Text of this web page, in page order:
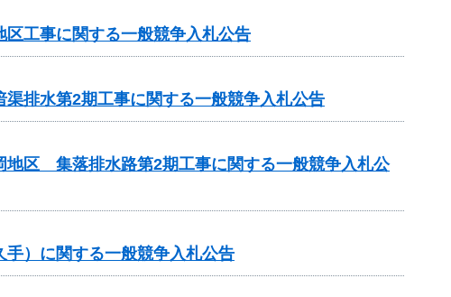
工事に関する一般競争入札公告
排水第2期工事に関する一般競争入札公告
地区 集落排水路第2期工事に関する一般競争入札公
）に関する一般競争入札公告